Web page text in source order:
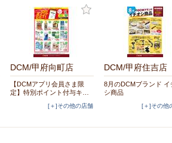
DCM/甲府向町店
【DCMアプリ会員さま限
定】特別ポイント付与キ…
[＋]その他の店舗
DCM/甲府住吉店
8月のDCMブランド イ
シ商品
[＋]その他